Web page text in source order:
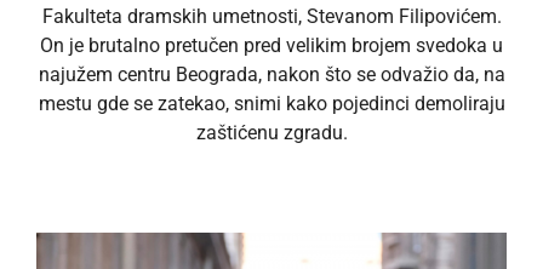
Fakulteta dramskih umetnosti, Stevanom Filipovićem.
On je brutalno pretučen pred velikim brojem svedoka u
najužem centru Beograda, nakon što se odvažio da, na
mestu gde se zatekao, snimi kako pojedinci demoliraju
zaštićenu zgradu.